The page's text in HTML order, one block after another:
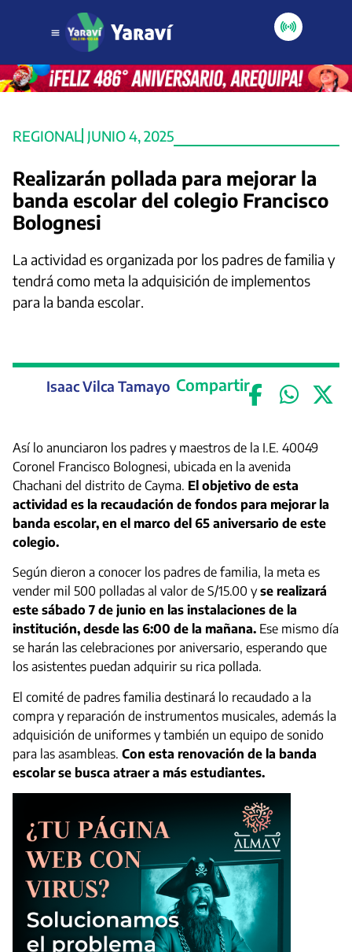
REGIONAL JUNIO 4, 2025
Realizarán pollada para mejorar la
banda escolar del colegio Francisco
Bolognesi
La actividad es organizada por los padres de familia y
tendrá como meta la adquisición de implementos
para la banda escolar.
Isaac Vilca Tamayo Compartir
Así lo anunciaron los padres y maestros de la I.E. 40049
Coronel Francisco Bolognesi, ubicada en la avenida
Chachani del distrito de Cayma. El objetivo de esta
actividad es la recaudación de fondos para mejorar la
banda escolar, en el marco del 65 aniversario de este
colegio.
Según dieron a conocer los padres de familia, la meta es
vender mil 500 polladas al valor de S/15.00 yse realizará
este sábado 7 de junio en las instalaciones de la
institución, desde las 6:00 de la mañana. Ese mismo día
se harán las celebraciones por aniversario, esperando que
los asistentes puedan adquirir su rica pollada.
El comité de padres familia destinará lo recaudado a la
compra y reparación de instrumentos musicales, además la
adquisición de uniformes y también un equipo de sonido
para las asambleas. Con esta renovación de la banda
escolar se busca atraer a más estudiantes.